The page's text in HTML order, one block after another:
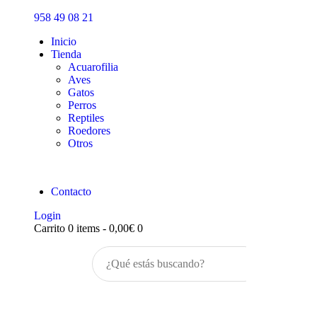
958 49 08 21
Inicio
Tienda
Acuarofilia
Aves
Gatos
Perros
Reptiles
Roedores
Otros
Contacto
Login
Carrito 0 items - 0,00€ 0
Inicio